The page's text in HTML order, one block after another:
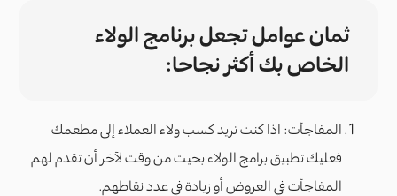
ثمان عوامل تجعل برنامج الولاء
الخاص بك أكثر نجاحا:
المفاجآت: اذا كنت تريد كسب ولاء العملاء إلى مطعمك
فعليك تطبيق برامج الولاء بحيث من وقت لآخر أن تقدم لهم
المفاجآت في العروض أو زيادة في عدد نقاطهم.